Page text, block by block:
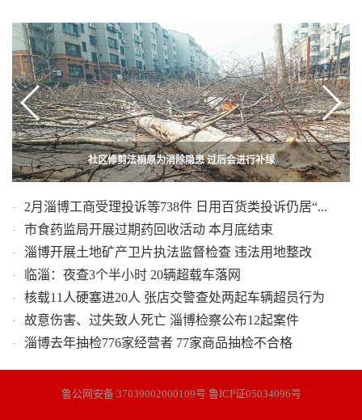
沂源：后排座位全拆除 非法改装被罚款
社区修剪法桐原为消除隐患 过后会进行补绿
· 2月淄博工商受理投诉等738件 日用百货类投诉仍居“...
· 市食药监局开展过期药回收活动 本月底结束
· 淄博开展土地矿产卫片执法监督检查 违法用地整改
· 临淄：夜查3个半小时 20辆超载车落网
· 核载11人硬塞进20人 张店交警查处两起车辆超员行为
· 故意伤害、过失致人死亡 淄博检察公布12起案件
· 淄博去年抽检776家经营者 77家商品抽检不合格
鲁公网安备 37039002000109号 鲁ICP证05034096号